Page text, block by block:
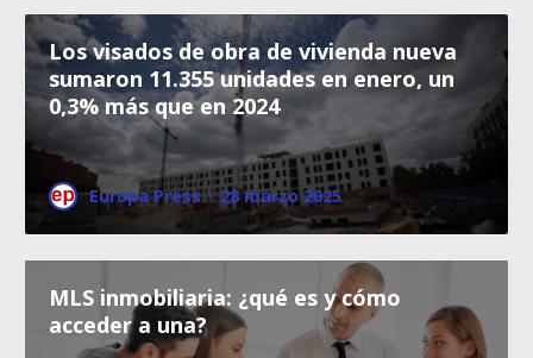
Los visados de obra de vivienda nueva
sumaron 11.355 unidades en enero, un
0,3% más que en 2024
Europa Press · 28 marzo 2025
MLS inmobiliaria: ¿qué es y cómo
acceder a una?